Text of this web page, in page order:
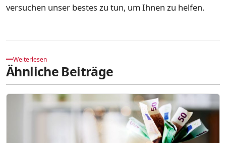
versuchen unser bestes zu tun, um Ihnen zu helfen.
Weiterlesen
Ähnliche Beiträge